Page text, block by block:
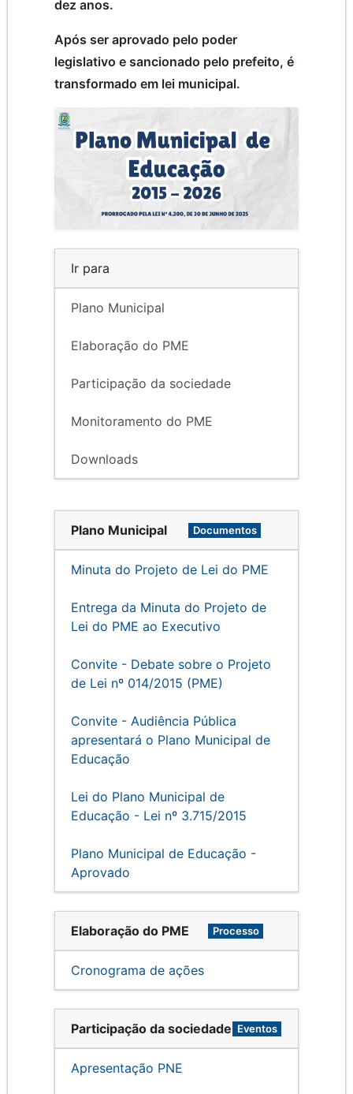
dez anos.
Após ser aprovado pelo poder
legislativo e sancionado pelo prefeito, é
transformado em lei municipal.
Ir para
Plano Municipal
Elaboração do PME
Participação da sociedade
Monitoramento do PME
Downloads
Plano Municipal Documentos
Minuta do Projeto de Lei do PME
Entrega da Minuta do Projeto de
Lei do PME ao Executivo
Convite - Debate sobre o Projeto
de Lei nº 014/2015 (PME)
Convite - Audiência Pública
apresentará o Plano Municipal de
Educação
Lei do Plano Municipal de
Educação - Lei nº 3.715/2015
Plano Municipal de Educação -
Aprovado
Elaboração do PME Processo
Cronograma de ações
Participação da sociedade Eventos
Apresentação PNE